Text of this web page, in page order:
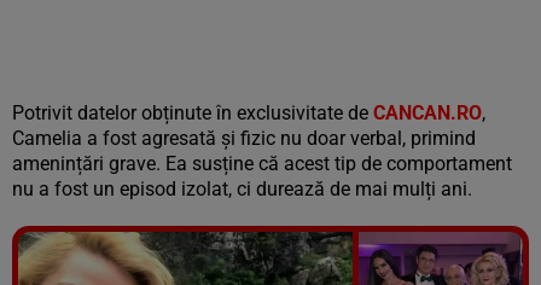
Potrivit datelor obținute în exclusivitate de CANCAN.RO,
Camelia a fost agresată și fizic nu doar verbal, primind
amenințări grave. Ea susține că acest tip de comportament
nu a fost un episod izolat, ci durează de mai mulți ani.